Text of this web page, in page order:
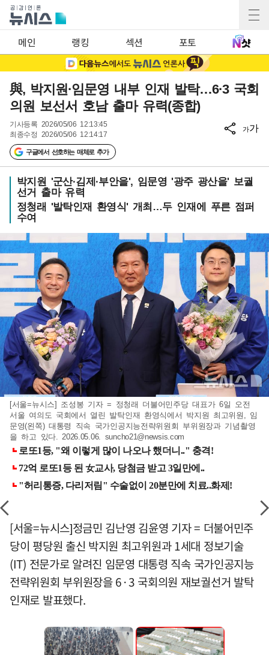
메인 랭킹 섹션 포토
與, 박지원·임문영 내부 인재 발탁…6·3 국회
의원 보선서 호남 출마 유력(종합)
기사등록 2026/05/06 12:13:45
최종수정 2026/05/06 12:14:17
구글에서 선호하는 매체로 추가
가가
박지원 '군산·김제·부안을', 임문영 '광주 광산을' 보궐
선거 출마 유력
정청래 '발탁인재 환영식' 개최…두 인재에 푸른 점퍼
수여
[서울=뉴시스] 조성봉 기자 = 정청래 더불어민주당 대표가 6일 오전
서울 여의도 국회에서 열린 발탁인재 환영식에서 박지원 최고위원, 임
문영(왼쪽) 대통령 직속 국가인공지능전략위원회 부위원장과 기념촬영
을 하고 있다. 2026.05.06. suncho21@newsis.com
[서울=뉴시스]정금민 김난영 김윤영 기자 = 더불어민주
당이 평당원 출신 박지원 최고위원과 1세대 정보기술
(IT) 전문가로 알려진 임문영 대통령 직속 국가인공지능
전략위원회 부위원장을 6·3 국회의원 재보궐선거 발탁
인재로 발표했다.